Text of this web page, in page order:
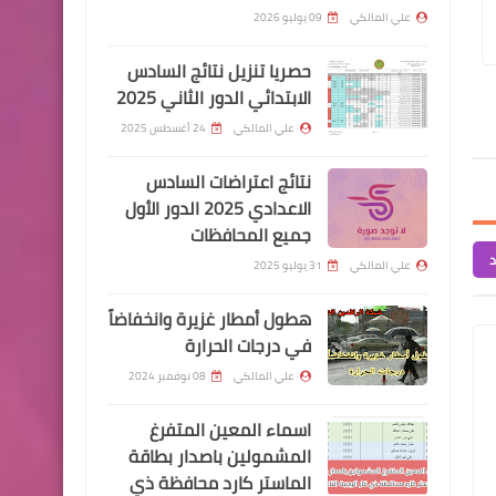
مباشرة عقود الرعاية بصفة رجل امن
الوجبة الاولى
كركوك
السلف والقروض
قطعة ارض للموظفين
والمواطنين وتمنح على شكل
دفعتين
اسعار صرف الدولار اليوم في
الاسواق العراقية
علي المالكي 09 يوليو 2026
حصريا تنزيل نتائج السادس
الابتدائي الدور الثاني 2025
علي المالكي 24 أغسطس 2025
نتائج اعتراضات السادس
الاعدادي 2025 الدور الأول
جميع المحافظات
علي المالكي 31 يوليو 2025
هطول أمطار غزيرة وانخفاضاً
في درجات الحرارة
علي المالكي 08 نوفمبر 2024
اسماء المعين المتفرغ
المشمولين باصدار بطاقة
الماستر كارد محافظة ذي